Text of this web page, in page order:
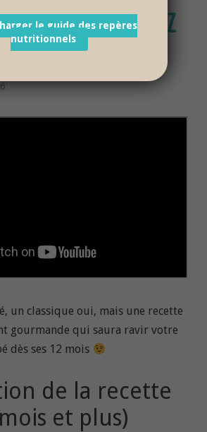
DÈS 12 MOIS : RIZ
un classique oui, mais une recette
gourmande qui saura ravir votre
dès ses 12 mois
de la recette
et plus)
le guide des repères
nutritionnels